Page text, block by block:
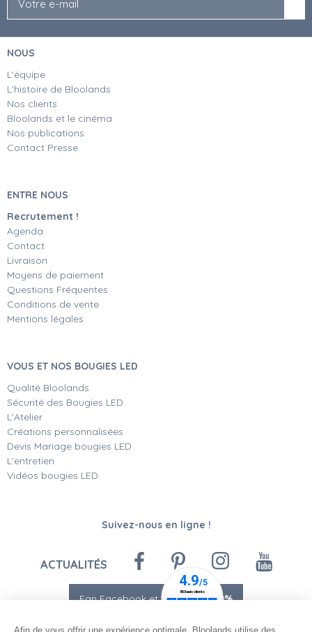
NOUS
L'équipe
L'histoire de Bloolands
Nos clients
Bloolands et le cinéma
Nos publications
Contact Presse
ENTRE NOUS
Recrutement !
Agenda
Contact
Livraison
Moyens de paiement
Questions Fréquentes
Conditions de vente
Mentions légales
VOUS ET NOS BOUGIES LED
Qualité Bloolands
Sécurité des Bougies LED
L'Atelier
Créations personnalisées
Devis Mariage bougies LED
L'entretien
Vidéos bougies LED
Suivez-nous en ligne !
ACTUALITÉS
Fan Facebook et Instagram-10%